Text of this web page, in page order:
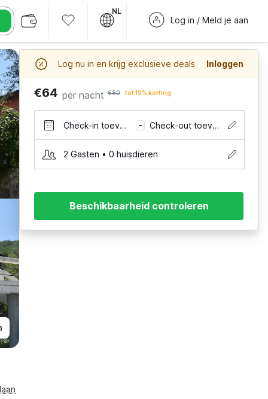
NL
Log in / Meld je aan
Log nu in en krijg exclusieve deals Inloggen
€64 per nacht €80 tot 19% korting
Check-in toevoegen – Check-out toevoegen
2 Gasten • 0 huisdieren
Beschikbaarheid controleren